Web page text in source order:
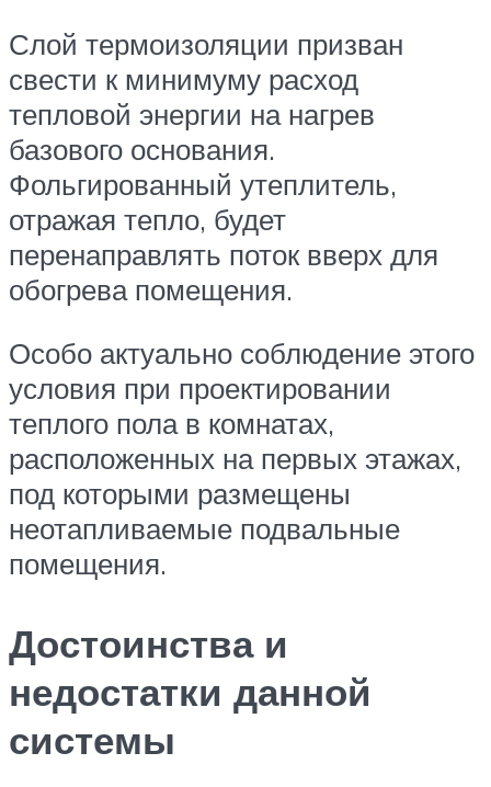
Слой термоизоляции призван
свести к минимуму расход
тепловой энергии на нагрев
базового основания.
Фольгированный утеплитель,
отражая тепло, будет
перенаправлять поток вверх для
обогрева помещения.
Особо актуально соблюдение этого
условия при проектировании
теплого пола в комнатах,
расположенных на первых этажах,
под которыми размещены
неотапливаемые подвальные
помещения.
Достоинства и
недостатки данной
системы